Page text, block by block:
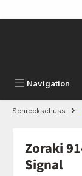
Zum Hauptinhalt
Navigation
Schreckschuss
Zoraki
Signal